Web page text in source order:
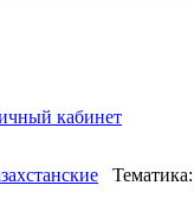
кабинет
Тематика: